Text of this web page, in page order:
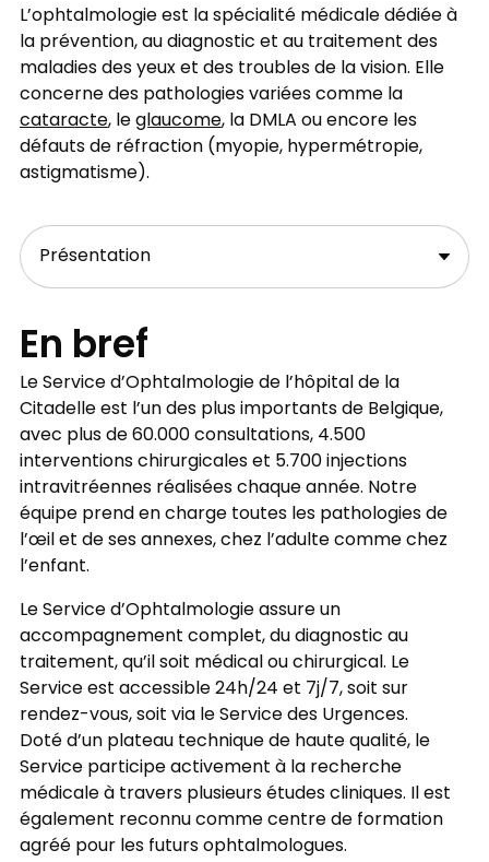
L’ophtalmologie est la spécialité médicale dédiée à
la prévention, au diagnostic et au traitement des
maladies des yeux et des troubles de la vision. Elle
concerne des pathologies variées comme la
cataracte, leglaucome, la DMLA ou encore les
défauts de réfraction (myopie, hypermétropie,
astigmatisme).
En bref
Le Service d’Ophtalmologie de l’hôpital de la
Citadelle est l’un des plus importants de Belgique,
avec plus de 60.000 consultations, 4.500
interventions chirurgicales et 5.700 injections
intravitréennes réalisées chaque année. Notre
équipe prend en charge toutes les pathologies de
l’œil et de ses annexes, chez l’adulte comme chez
l’enfant.
Le Service d’Ophtalmologie assure un
accompagnement complet, du diagnostic au
traitement, qu’il soit médical ou chirurgical. Le
Service est accessible 24h/24 et 7j/7, soit sur
rendez-vous, soit via le Service des Urgences.
Doté d’un plateau technique de haute qualité, le
Service participe activement à la recherche
médicale à travers plusieurs études cliniques. Il est
également reconnu comme centre de formation
agréé pour les futurs ophtalmologues.